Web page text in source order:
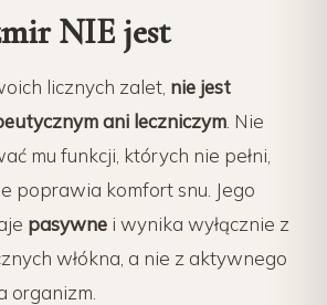
NIE jest
licznych zalet, nie jest
ani leczniczym . Nie
mu funkcji, których nie pełni,
poprawia komfort snu. Jego
pasywne i wynika wyłącznie z
włókna, a nie z aktywnego
organizm.